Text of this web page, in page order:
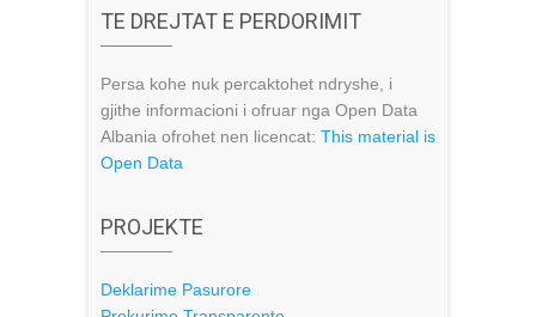
TE DREJTAT E PERDORIMIT
Persa kohe nuk percaktohet ndryshe, i
gjithe informacioni i ofruar nga Open Data
Albania ofrohet nen licencat: This material is
Open Data
PROJEKTE
Deklarime Pasurore